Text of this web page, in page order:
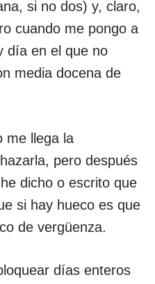
si no dos) y, claro,
cuando me pongo a
día en el que no
media docena de
me llega la
pero después
dicho o escrito que
si hay hueco es que
de vergüenza.
días enteros